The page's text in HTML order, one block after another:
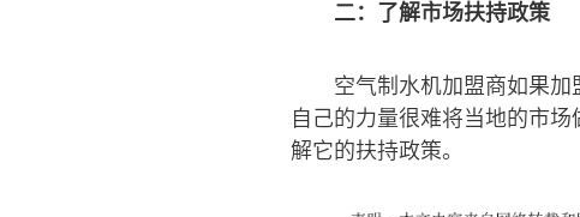
二：了解市场扶持政策
空气制水机加盟商如果
自己的力量很难将当地的市
解它的扶持政策。